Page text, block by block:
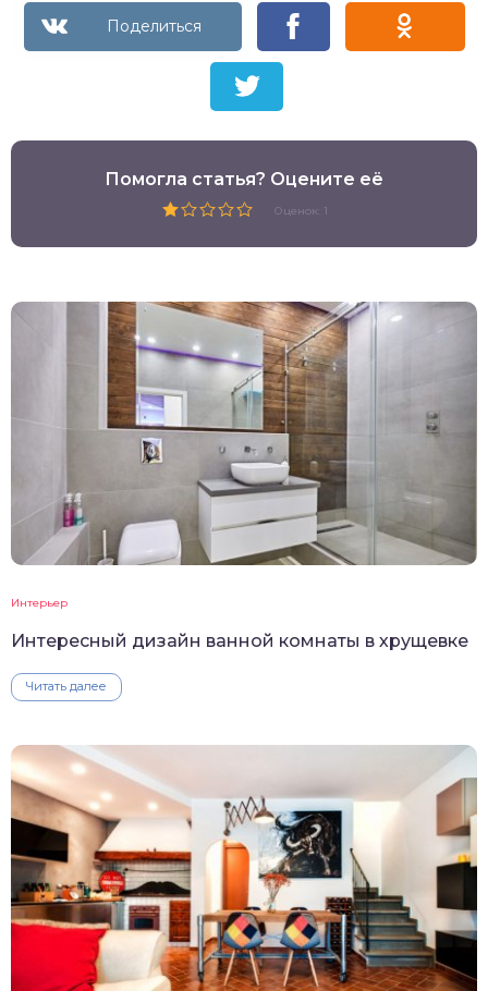
Помогла статья? Оцените её
Оценок: 1
Интерьер
Интересный дизайн ванной комнаты в хрущевке
Читать далее